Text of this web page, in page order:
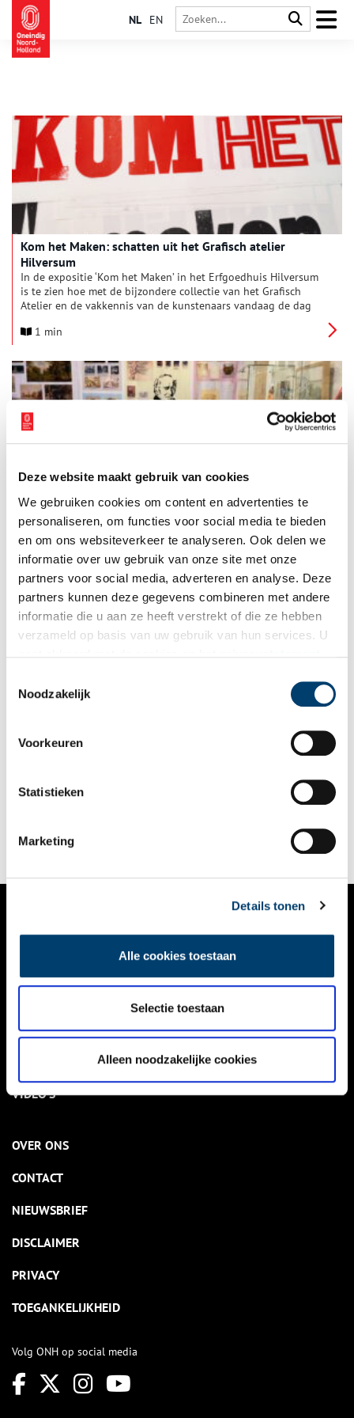
Deze website maakt gebruik van cookies
We gebruiken cookies om content en advertenties te
personaliseren, om functies voor social media te bieden
en om ons websiteverkeer te analyseren. Ook delen we
informatie over uw gebruik van onze site met onze
partners voor social media, adverteren en analyse. Deze
partners kunnen deze gegevens combineren met andere
informatie die u aan ze heeft verstrekt of die ze hebben
verzameld op basis van uw gebruik van hun services. U
Noodzakelijk
Voorkeuren
Statistieken
Marketing
Details tonen
Alle cookies toestaan
Selectie toestaan
Alleen noodzakelijke cookies
NL EN
Kom het Maken: schatten uit het Grafisch atelier
Hilversum
In de expositie ‘Kom het Maken’ in het Erfgoedhuis Hilversum
is te zien hoe met de bijzondere collectie van het Grafisch
Atelier en de vakkennis van de kunstenaars vandaag de dag
aandacht is er voor de bijzondere collectie drukletters en hoe
grafische geschiedenis aan bod met informatie over
Steendrukkerij de Jong en co. en de Koninklijke van Son
inktfabriek, beiden uit Hilversum.
1 min
De Hilversumse Historische Kring Albertus Perk bestaat 50 jaar
en ter gelegenheid van dit jubileum is er een expositie te zien
in het Erfgoedhuis Hilversum. Wegens succes is de expositie
nu met twee weken verlengd tot en met 15 november.
1 min
Van Antenne tot Zonnestraal
Een expositie in de schatkamer van Erfgoedhuis Hilversum.
VERHALEN
THEMA’S
VIDEO’S
OVER ONS
CONTACT
NIEUWSBRIEF
DISCLAIMER
PRIVACY
TOEGANKELIJKHEID
Volg ONH op social media